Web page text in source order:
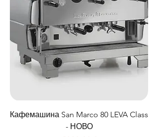
Кафемашина San Marco 80 LEVA Class
- НОВО